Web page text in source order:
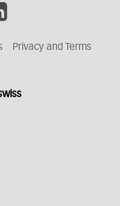
Privacy and Terms